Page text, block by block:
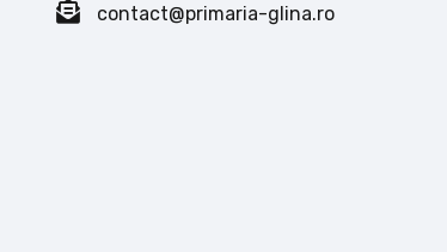
contact@primaria-glina.ro